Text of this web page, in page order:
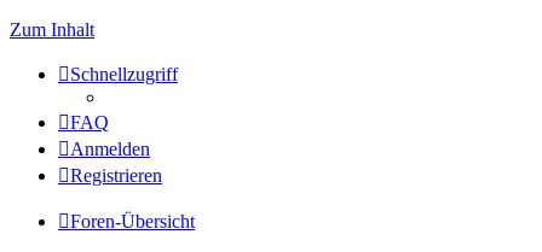
Zum Inhalt
Schnellzugriff
FAQ
Anmelden
Registrieren
Foren-Übersicht